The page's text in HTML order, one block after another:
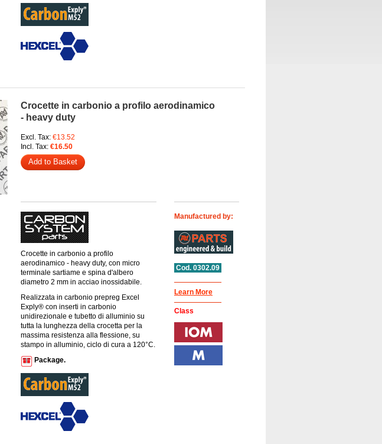
Crocette in carbonio a profilo aerodinamico
- heavy duty
Excl. Tax: €13.52
Incl. Tax: €16.50
Add to Basket
Crocette in carbonio a profilo
aerodinamico - heavy duty, con micro
terminale sartiame e spina d'albero
diametro 2 mm in acciao inossidabile.
Realizzata in carbonio prepreg Excel
Exply® con inserti in carbonio
unidirezionale e tubetto di alluminio su
tutta la lunghezza della crocetta per la
massima resistenza alla flessione, su
stampo in alluminio, ciclo di cura a 120°C.
Package.
Manufactured by:
Cod. 0302.09
Learn More
Class